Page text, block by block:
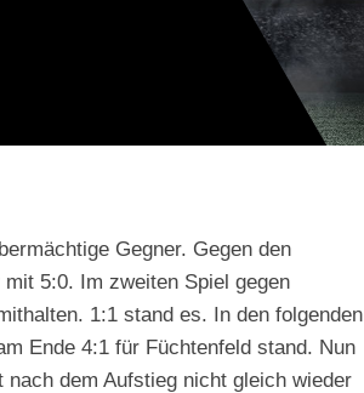
Gegner. Gegen den
5:0. Im zweiten Spiel gegen
1:1 stand es. In den folgenden
Ende 4:1 für Füchtenfeld stand. Nun
dem Aufstieg nicht gleich wieder